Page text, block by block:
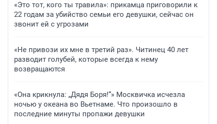
«Это тот, кого ты травила»: прикамца приговорили к
22 годам за убийство семьи его девушки, сейчас он
звонит ей с угрозами
«Не привози их мне в третий раз». Читинец 40 лет
разводит голубей, которые всегда к нему
возвращаются
«Она крикнула: „Дядя Боря!“» Москвичка исчезла
ночью у океана во Вьетнаме. Что произошло в
последние минуты пропажи девушки